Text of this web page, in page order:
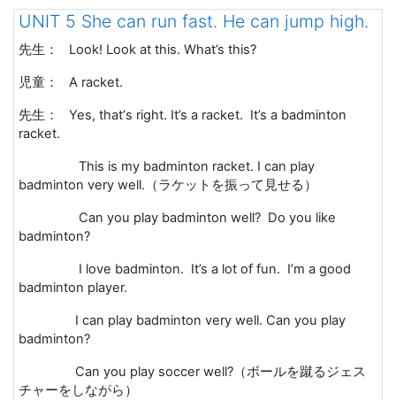
UNIT 5 She can run fast. He can jump high.
先生： Look! Look at this. What’s this?
児童： A racket.
先生： Yes, that’s right. It’s a racket. It’s a badminton
racket.
This is my badminton racket. I can play
badminton very well. （ラケットを振って見せる）
Can you play badminton well? Do you like
badminton?
I love badminton. It’s a lot of fun. I’m a good
badminton player.
I can play badminton very well. Can you play
badminton?
Can you play soccer well? （ボールを蹴るジェス
チャーをしながら）